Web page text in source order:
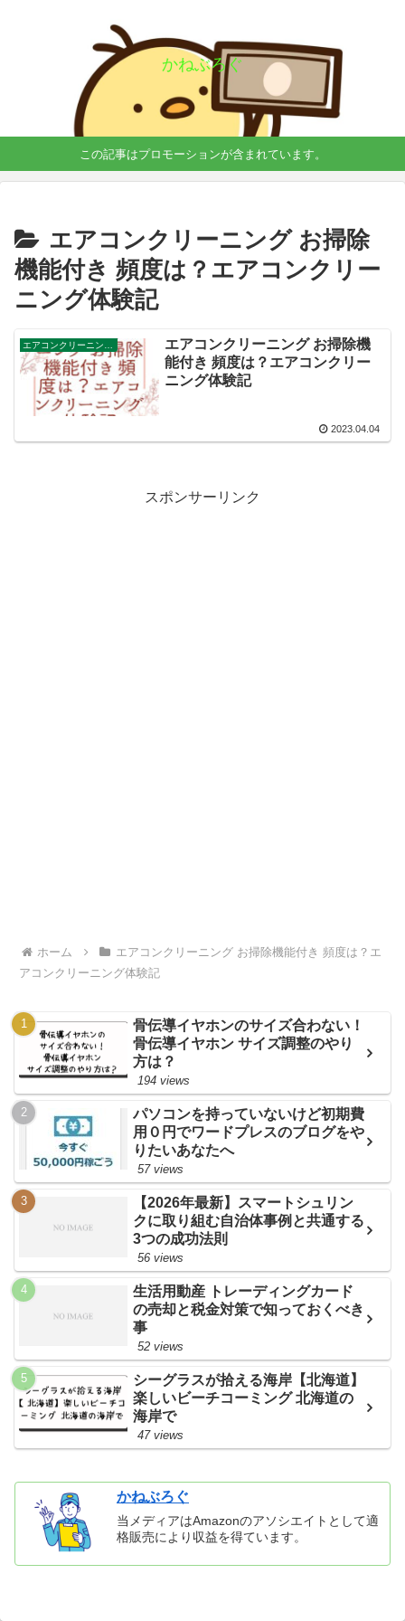
かねぶろぐ
この記事はプロモーションが含まれています。
エアコンクリーニング お掃除
機能付き 頻度は？エアコンクリー
ニング体験記
エアコンクリーニング お掃除機
能付き 頻度は？エアコンクリー
ニング体験記
2023.04.04
スポンサーリンク
ホーム
エアコンクリーニング お掃除機能付き 頻度は？エ
アコンクリーニング体験記
骨伝導イヤホンのサイズ合わない！
骨伝導イヤホン サイズ調整のやり
方は？
194 views
パソコンを持っていないけど初期費
用０円でワードプレスのブログをや
りたいあなたへ
57 views
【2026年最新】スマートシュリン
クに取り組む自治体事例と共通する
3つの成功法則
56 views
生活用動産 トレーディングカード
の売却と税金対策で知っておくべき
事
52 views
シーグラスが拾える海岸【北海道】
楽しいビーチコーミング 北海道の
海岸で
47 views
かねぶろぐ
当メディアはAmazonのアソシエイトとして適
格販売により収益を得ています。